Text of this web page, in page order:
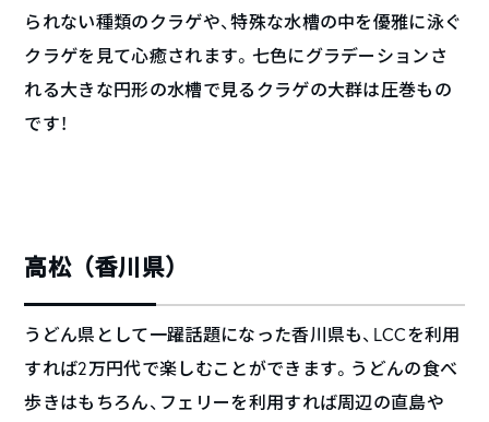
られない種類のクラゲや、特殊な水槽の中を優雅に泳ぐ
クラゲを見て心癒されます。七色にグラデーションさ
れる大きな円形の水槽で見るクラゲの大群は圧巻もの
です！
高松（香川県）
うどん県として一躍話題になった香川県も、LCCを利用
すれば2万円代で楽しむことができます。うどんの食べ
歩きはもちろん、フェリーを利用すれば周辺の直島や